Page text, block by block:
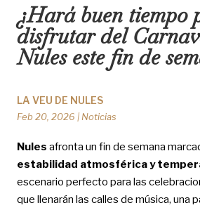
¿Hará buen tiempo
disfrutar del
Nules este fin de
LA VEU DE NULES
Feb 20, 2026 | Noticias
Nules afronta un fin de semana
estabilidad atmosférica y
escenario perfecto para las
que llenarán las calles de música, una